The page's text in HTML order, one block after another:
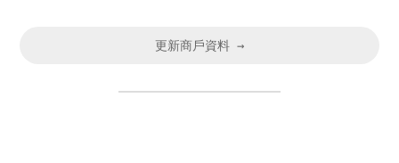
更新商戶資料 →